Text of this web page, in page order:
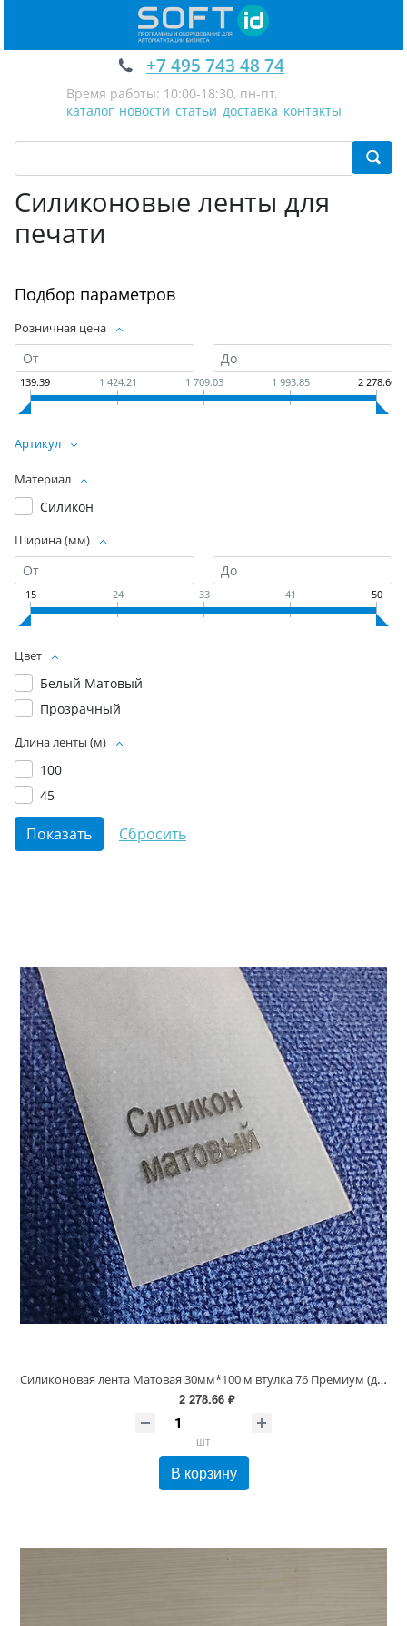
+7 495 743 48 74
Время работы: 10:00-18:30, пн-пт.
каталог новости статьи доставка контакты
Силиконовые ленты для
печати
Подбор параметров
Розничная цена
1 139.39 1 424.21 1 709.03 1 993.85 2 278.66
Артикул
Материал
Силикон
Ширина (мм)
15 24 33 41 50
Цвет
Белый Матовый
Прозрачный
Длина ленты (м)
100
45
Силиконовая лента Матовая 30мм*100 м втулка 76 Премиум (для вшивных ярлыков)
2 278.66 ₽
шт
В корзину